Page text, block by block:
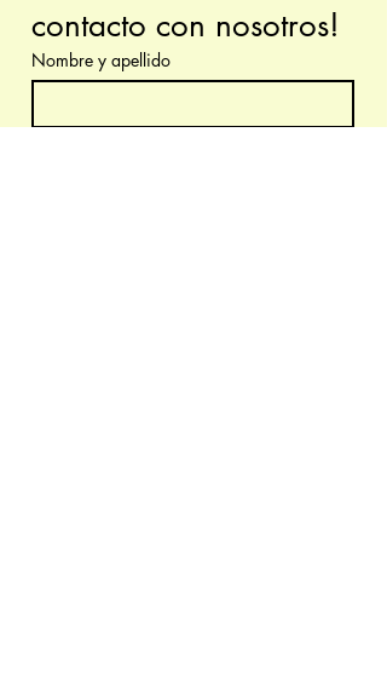
contacto con nosotros!
Nombre y apellido